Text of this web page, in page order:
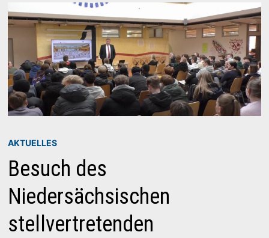
AKTUELLES
Besuch des
Niedersächsischen
stellvertretenden